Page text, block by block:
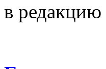
в редакцию